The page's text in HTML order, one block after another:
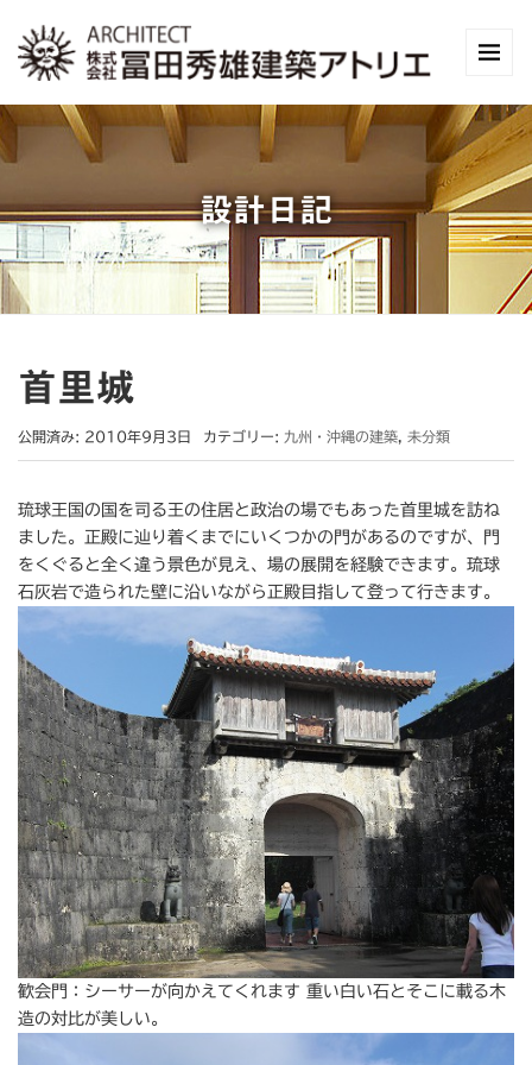
設計日記
首里城
公開済み: 2010年9月3日 カテゴリー: 九州・沖縄の建築 未分類
琉球王国の国を司る王の住居と政治の場でもあった首里城を訪ね
ました。正殿に辿り着くまでにいくつかの門があるのですが、門
をくぐると全く違う景色が見え、場の展開を経験できます。琉球
石灰岩で造られた壁に沿いながら正殿目指して登って行きます。
歓会門：シーサーが向かえてくれます 重い白い石とそこに載る木
造の対比が美しい。